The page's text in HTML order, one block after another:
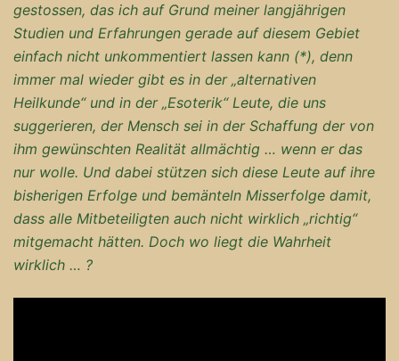
gestossen, das ich auf Grund meiner langjährigen
Studien und Erfahrungen gerade auf diesem Gebiet
einfach nicht unkommentiert lassen kann (*), denn
immer mal wieder gibt es in der „alternativen
Heilkunde“ und in der „Esoterik“ Leute, die uns
suggerieren, der Mensch sei in der Schaffung der von
ihm gewünschten Realität allmächtig … wenn er das
nur wolle. Und dabei stützen sich diese Leute auf ihre
bisherigen Erfolge und bemänteln Misserfolge damit,
dass alle Mitbeteiligten auch nicht wirklich „richtig“
mitgemacht hätten. Doch wo liegt die Wahrheit
wirklich … ?